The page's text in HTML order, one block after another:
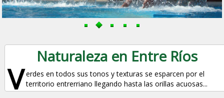
Naturaleza en Entre Ríos
V erdes en todos sus tonos y texturas se esparcen por el
territorio entrerriano llegando hasta las orillas acuosas...